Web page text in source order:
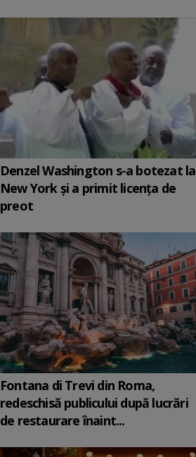
Denzel Washington s-a botezat la
New York şi a primit licenţa de
preot
Fontana di Trevi din Roma,
redeschisă publicului după lucrări
de restaurare înaint...